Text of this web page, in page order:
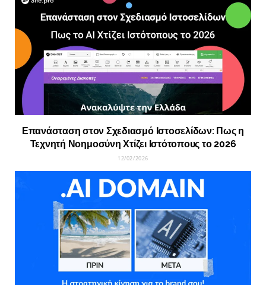
Επανάσταση στον Σχεδιασμό Ιστοσελίδων: Πως η
Τεχνητή Νοημοσύνη Χτίζει Ιστότοπους το 2026
12/02/2026